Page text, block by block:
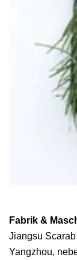
Fabrik &
Jiangsu
Yangzhou,